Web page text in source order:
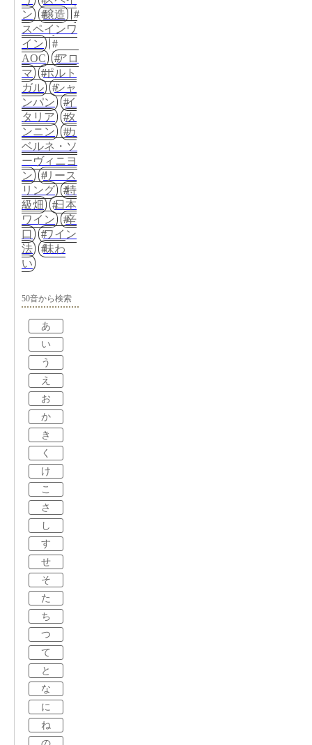
ン
醸造
スペインワ
イン
AOC
アロ
マ
ポルト
ガル
シャ
ンパン
イ
タリア
タ
ンニン
カ
ベルネ・ソ
ーヴィニヨ
ン
リース
リング
特
級畑
日本
ワイン
辛
口
ワイン
法
味わ
い
50音から検索
あ
い
う
え
お
か
き
く
け
こ
さ
し
す
せ
そ
た
ち
つ
て
と
な
に
ね